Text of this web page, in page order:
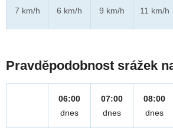
7 km/h
6 km/h
9 km/h
11 km/h
Pravděpodobnost srážek
06:00
dnes
07:00
dnes
08:00
dnes